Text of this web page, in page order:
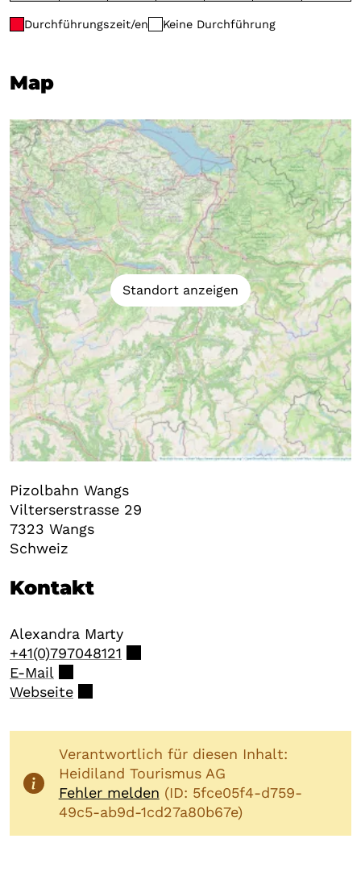
Durchführungszeit/en Keine Durchführung
Map
Standort anzeigen
Pizolbahn Wangs
Vilterserstrasse 29
7323 Wangs
Schweiz
Kontakt
Alexandra Marty
+41(0)797048121
E-Mail
Webseite
Verantwortlich für diesen Inhalt:
Heidiland Tourismus AG
Fehler melden (ID: 5fce05f4-d759-
49c5-ab9d-1cd27a80b67e)